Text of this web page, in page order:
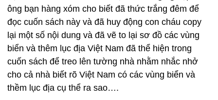
ông bạn hàng xóm cho biết đã thức trắng đêm để
đọc cuốn sách này và đã huy động con cháu copy
lại một số nội dung và đã vẽ to lại sơ đồ các vùng
biển và thêm lục địa Việt Nam đã thể hiện trong
cuốn sách để treo lên tường nhà nhằm nhắc nhở
cho cả nhà biết rõ Việt Nam có các vùng biển và
thềm lục địa cụ thể ra sao….